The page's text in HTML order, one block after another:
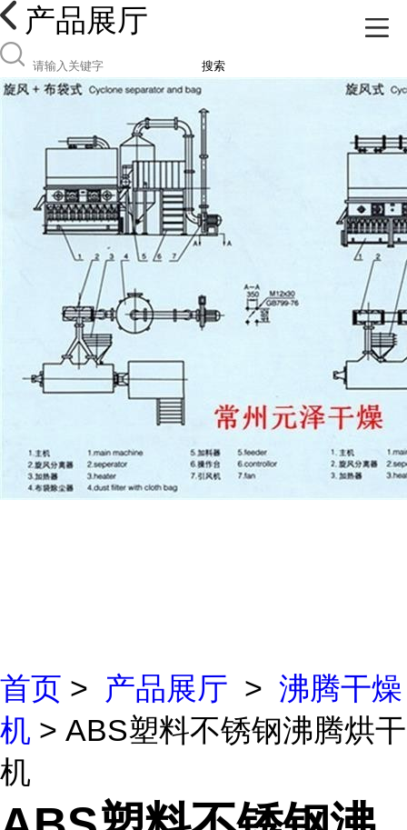
产品展厅
搜索
首页 > 产品展厅 > 沸腾干燥
机 > ABS塑料不锈钢沸腾烘干
机